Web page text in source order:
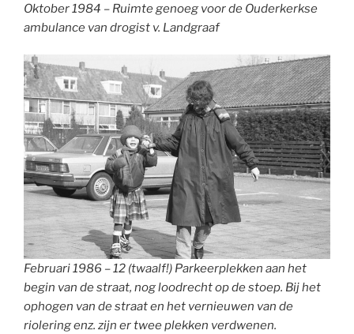
Oktober 1984 – Ruimte genoeg voor de Ouderkerkse
ambulance van drogist v. Landgraaf
Februari 1986 – 12 (twaalf!) Parkeerplekken aan het
begin van de straat, nog loodrecht op de stoep. Bij het
ophogen van de straat en het vernieuwen van de
riolering enz. zijn er twee plekken verdwenen.